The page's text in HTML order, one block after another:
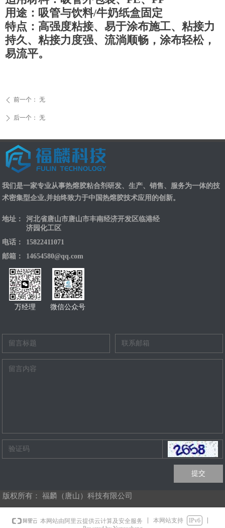
用途：吸管与饮料/牛奶纸盒固定
特点：高强度粘接、易于涂布施工、粘接力
持久、粘接力度强、流淌顺畅，涂布轻松，
易流平。
ꄴ 前一个： 无
ꄲ 后一个： 无
提交
我们是一家专业从事热熔胶粘合剂研发、生产、销售、服务为一体的技
术密集型企业,并始终致力于中国热熔胶技术应用的创新。
地址：
河北省唐山市唐山市丰南经济开发区临港经
济园化工区
电话：
15822411071
邮箱：
14654580@qq.com
万经理 微信公众号
版权所有： 福麟（唐山）科技有限公司
本网站由阿里云提供云计算及安全服务 本网站支持
IPv6